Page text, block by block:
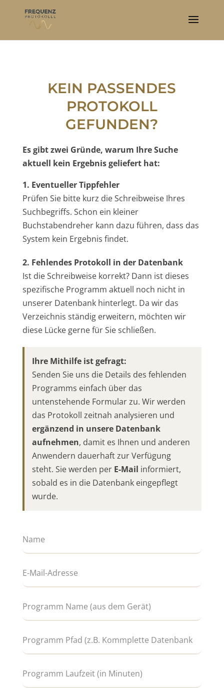
KEIN PASSENDES
PROTOKOLL
GEFUNDEN?
Es gibt zwei Gründe, warum Ihre Suche
aktuell kein Ergebnis geliefert hat:
1. Eventueller Tippfehler
Prüfen Sie bitte kurz die Schreibweise Ihres
Suchbegriffs. Schon ein kleiner
Buchstabendreher kann dazu führen, dass das
System kein Ergebnis findet.
2. Fehlendes Protokoll in der Datenbank
Ist die Schreibweise korrekt? Dann ist dieses
spezifische Programm aktuell noch nicht in
unserer Datenbank hinterlegt. Da wir das
Verzeichnis ständig erweitern, möchten wir
diese Lücke gerne für Sie schließen.
Ihre Mithilfe ist gefragt:
Senden Sie uns die Details des fehlenden
Programms einfach über das
untenstehende Formular zu. Wir werden
das Protokoll zeitnah analysieren und
ergänzend in unsere Datenbank
aufnehmen, damit es Ihnen und anderen
Anwendern dauerhaft zur Verfügung
steht. Sie werden per E-Mail informiert,
sobald es in die Datenbank eingepflegt
wurde.